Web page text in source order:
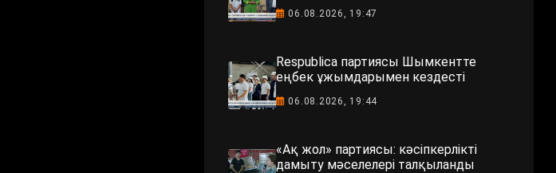
06.08.2026, 19:47
Respublica партиясы Шымкентте
еңбек ұжымдарымен кездесті
06.08.2026, 19:44
«Ақ жол» партиясы: кәсіпкерлікті
дамыту мәселелері талқыланды